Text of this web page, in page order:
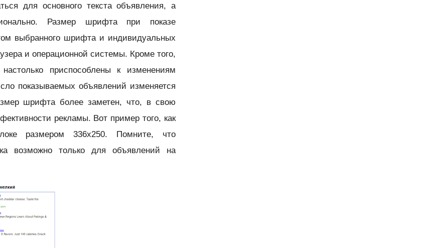
для основного текста объявления, а
Размер шрифта при показе
выбранного шрифта и индивидуальных
и операционной системы. Кроме того,
приспособлены к изменениям
показываемых объявлений изменяется
шрифта более заметен, что, в свою
рекламы. Вот пример того, как
размером336x250. Помните, что
возможно только для объявлений на